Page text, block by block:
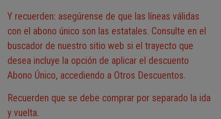
Y recuerden: asegúrense de que las líneas válidas
con el abono único son las estatales. Consulte en el
buscador de nuestro sitio web si el trayecto que
desea incluye la opción de aplicar el descuento
Abono Único, accediendo a Otros Descuentos.
Recuerden que se debe comprar por separado la ida
y vuelta.